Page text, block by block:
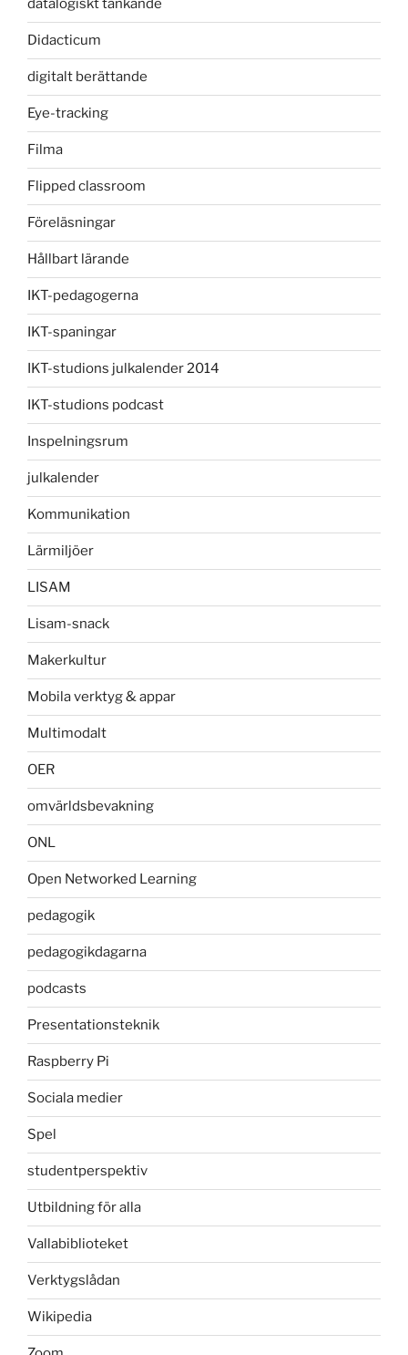
datalogiskt tänkande
Didacticum
digitalt berättande
Eye-tracking
Filma
Flipped classroom
Föreläsningar
Hållbart lärande
IKT-pedagogerna
IKT-spaningar
IKT-studions julkalender 2014
IKT-studions podcast
Inspelningsrum
julkalender
Kommunikation
Lärmiljöer
LISAM
Lisam-snack
Makerkultur
Mobila verktyg & appar
Multimodalt
OER
omvärldsbevakning
ONL
Open Networked Learning
pedagogik
pedagogikdagarna
podcasts
Presentationsteknik
Raspberry Pi
Sociala medier
Spel
studentperspektiv
Utbildning för alla
Vallabiblioteket
Verktygslådan
Wikipedia